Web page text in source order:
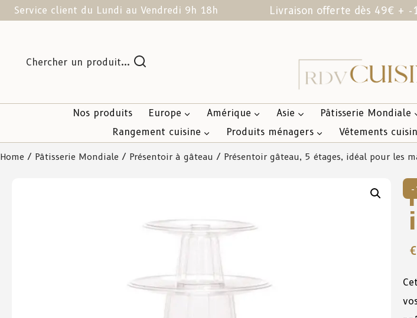
Service client du Lundi au Vendredi 9h 18h Livraison offerte dès 49€ + -
Chercher un produit...
Nos produits Europe Amérique Asie Pâtisserie Mondiale
Rangement cuisine
Produits ménagers Vêtements
Home / Pâtisserie Mondiale / Présentoir à gâteau / Présentoir gâteau, 5 étages, idéal pour les
-
€